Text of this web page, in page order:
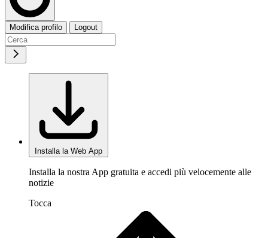
Modifica profilo Logout
Installa la Web App
Installa la nostra App gratuita e accedi più velocemente alle
notizie
Tocca